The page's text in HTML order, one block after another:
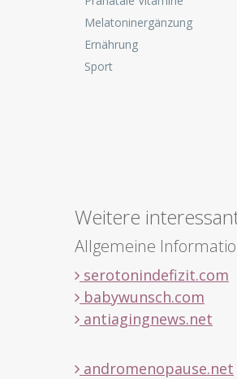
Melatoninergänzung
Ernährung
Sport
Weitere
Allgemeine
serotonindefizit.com
babywunsch.com
antiagingnews.net
andromenopause.net